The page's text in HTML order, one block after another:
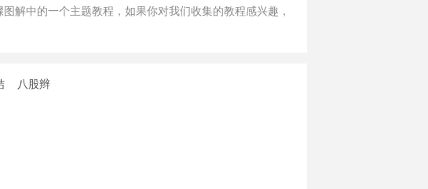
解中的一个主题教程，如果你对我们收集的教程感兴趣，
八股辫